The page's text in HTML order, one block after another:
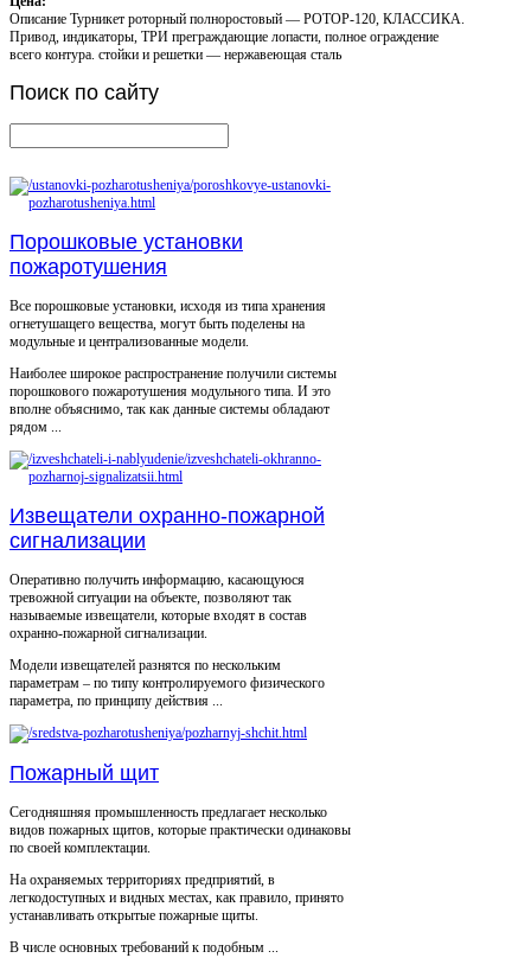
Описание Турникет роторный полноростовый — РОТОР-120, КЛАССИКА.
Привод, индикаторы, ТРИ преграждающие лопасти, полное ограждение
всего контура. стойки и решетки — нержавеющая сталь
Поиск по сайту
Порошковые установки
пожаротушения
Все порошковые установки, исходя из типа хранения
огнетушащего вещества, могут быть поделены на
модульные и централизованные модели.
Наиболее широкое распространение получили системы
порошкового пожаротушения модульного типа. И это
вполне объяснимо, так как данные системы обладают
рядом ...
Извещатели охранно-пожарной
сигнализации
Оперативно получить информацию, касающуюся
тревожной ситуации на объекте, позволяют так
называемые извещатели, которые входят в состав
охранно-пожарной сигнализации.
Модели извещателей разнятся по нескольким
параметрам – по типу контролируемого физического
параметра, по принципу действия ...
Пожарный щит
Сегодняшняя промышленность предлагает несколько
видов пожарных щитов, которые практически одинаковы
по своей комплектации.
На охраняемых территориях предприятий, в
легкодоступных и видных местах, как правило, принято
устанавливать открытые пожарные щиты.
В числе основных требований к подобным ...